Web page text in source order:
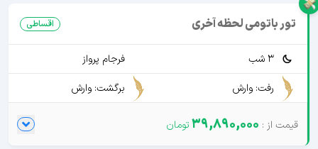
تور باتومی لحظه آخری اقساطی
3 شب
فرجام پرواز
رفت: وارش
برگشت: وارش
39,890,000